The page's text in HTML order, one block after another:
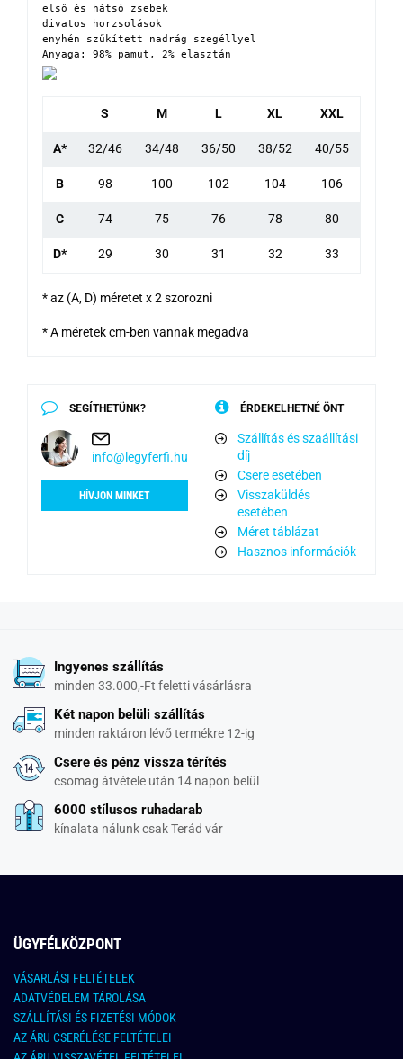
első és hátsó zsebek
divatos horzsolások
enyhén szűkített nadrág szegéllyel
Anyaga: 98% pamut, 2% elasztán
S M L XL XXL
A* 32/46 34/48 36/50 38/52 40/55
B 98 100 102 104 106
C 74 75 76 78 80
D* 29 30 31 32 33
* az (A, D) méretet x 2 szorozni
* A méretek cm-ben vannak megadva
SEGÍTHETÜNK?
info@legyferfi.hu
HÍVJON MINKET
ÉRDEKELHETNÉ ÖNT
Szállítás és szaállítási
díj
Csere esetében
Visszaküldés
esetében
Méret táblázat
Hasznos információk
Ingyenes szállítás
minden 33.000,-Ft feletti vásárlásra
Két napon belüli szállítás
minden raktáron lévő termékre 12-ig
Csere és pénz vissza térítés
csomag átvétele után 14 napon belül
6000 stílusos ruhadarab
kínalata nálunk csak Terád vár
ÜGYFÉLKÖZPONT
VÁSARLÁSI FELTÉTELEK
ADATVÉDELEM TÁROLÁSA
SZÁLLÍTÁSI ÉS FIZETÉSI MÓDOK
AZ ÁRU CSERÉLÉSE FELTÉTELEI